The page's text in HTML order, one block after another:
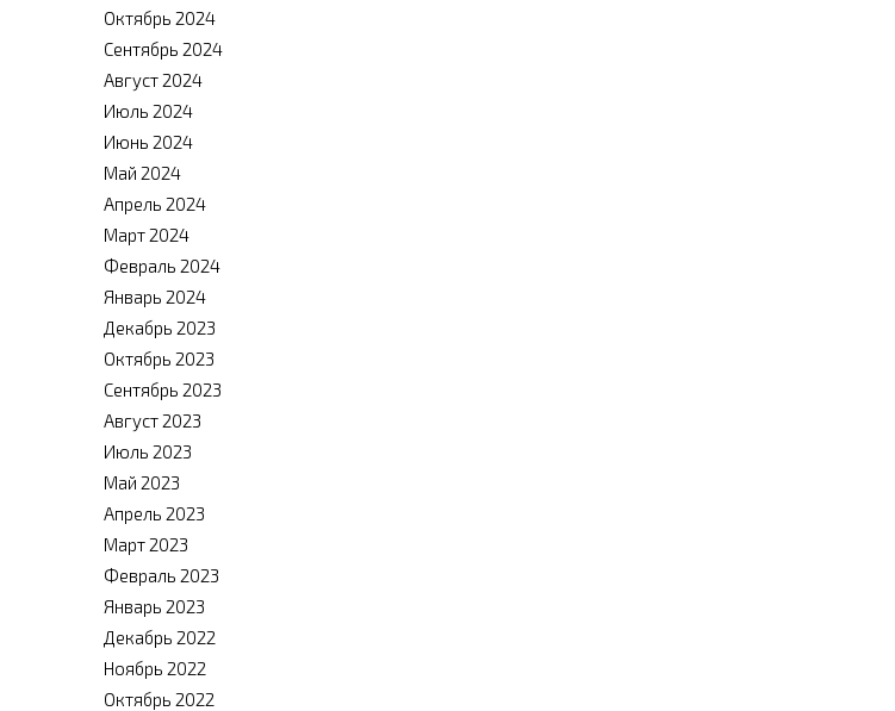
Октябрь 2024
Сентябрь 2024
Август 2024
Июль 2024
Июнь 2024
Май 2024
Апрель 2024
Март 2024
Февраль 2024
Январь 2024
Декабрь 2023
Октябрь 2023
Сентябрь 2023
Август 2023
Июль 2023
Май 2023
Апрель 2023
Март 2023
Февраль 2023
Январь 2023
Декабрь 2022
Ноябрь 2022
Октябрь 2022